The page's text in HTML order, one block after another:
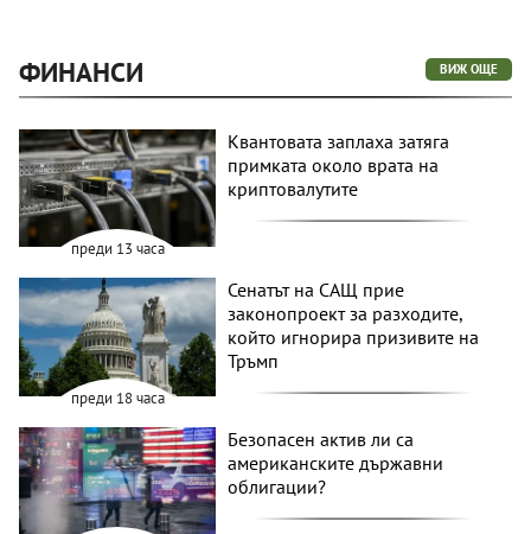
ФИНАНСИ ВИЖ ОЩЕ
преди 13 часа
Квантовата заплаха затяга
примката около врата на
криптовалутите
преди 18 часа
Сенатът на САЩ прие
законопроект за разходите,
който игнорира призивите на
Тръмп
Безопасен актив ли са
американските държавни
облигации?